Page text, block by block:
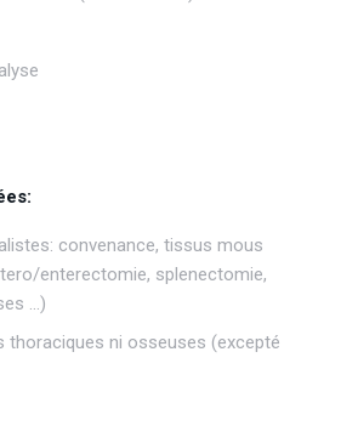
convenance, tissus mous
enterectomie, splenectomie,
…)
thoraciques ni osseuses (excepté